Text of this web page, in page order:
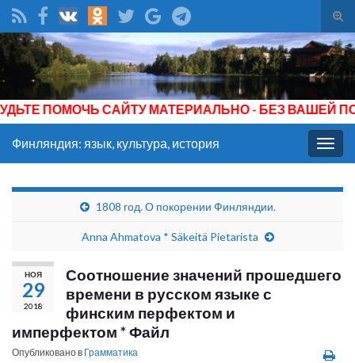
Вкл/
Search for:
ПОМОЧЬ САЙТУ МАТЕРИАЛЬНО - БЕЗ ВАШЕЙ
Вкл/
выкл
Финляндия: язык, культура, история
1808 год. О покорении Финляндии.
Anna Ahmatova * Säkeitä Pietarista
НОЯ
29
2018
Соотношение значений прошедшего
времени в русском языке с
финским перфектом и
имперфектом * Файл
Опубликовано в Грамматика